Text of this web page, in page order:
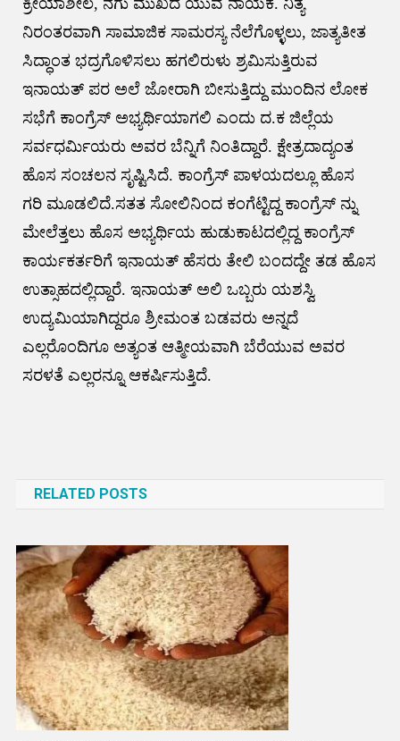
ಕ್ರೀಯಾಶೀಲ, ನಗು ಮುಖದ ಯುವ ನಾಯಕ. ನಿತ್ಯ
ನಿರಂತರವಾಗಿ ಸಾಮಾಜಿಕ ಸಾಮರಸ್ಯ ನೆಲೆಗೊಳ್ಳಲು, ಜಾತ್ಯತೀತ
ಸಿದ್ಧಾಂತ ಭದ್ರಗೊಳಿಸಲು ಹಗಲಿರುಳು ಶ್ರಮಿಸುತ್ತಿರುವ
ಇನಾಯತ್ ಪರ ಅಲೆ ಜೋರಾಗಿ ಬೀಸುತ್ತಿದ್ದು ಮುಂದಿನ ಲೋಕ
ಸಭೆಗೆ ಕಾಂಗ್ರೆಸ್ ಅಭ್ಯರ್ಥಿಯಾಗಲಿ ಎಂದು ದ.ಕ ಜಿಲ್ಲೆಯ
ಸರ್ವಧರ್ಮಿಯರು ಅವರ ಬೆನ್ನಿಗೆ ನಿಂತಿದ್ದಾರೆ. ಕ್ಷೇತ್ರದಾದ್ಯಂತ
ಹೊಸ ಸಂಚಲನ ಸೃಷ್ಟಿಸಿದೆ. ಕಾಂಗ್ರೆಸ್ ಪಾಳಯದಲ್ಲೂ ಹೊಸ
ಗರಿ ಮೂಡಲಿದೆ.ಸತತ ಸೋಲಿನಿಂದ ಕಂಗೆಟ್ಟಿದ್ದ ಕಾಂಗ್ರೆಸ್ ನ್ನು
ಮೇಲೆತ್ತಲು ಹೊಸ ಅಭ್ಯರ್ಥಿಯ ಹುಡುಕಾಟದಲ್ಲಿದ್ದ ಕಾಂಗ್ರೆಸ್
ಕಾರ್ಯಕರ್ತರಿಗೆ ಇನಾಯತ್ ಹೆಸರು ತೇಲಿ ಬಂದದ್ದೇ ತಡ ಹೊಸ
ಉತ್ಸಾಹದಲ್ಲಿದ್ದಾರೆ. ಇನಾಯತ್ ಅಲಿ ಒಬ್ಬರು ಯಶಸ್ವಿ
ಉದ್ಯಮಿಯಾಗಿದ್ದರೂ ಶ್ರೀಮಂತ ಬಡವರು ಅನ್ನದೆ
ಎಲ್ಲರೊಂದಿಗೂ ಅತ್ಯಂತ ಆತ್ಮೀಯವಾಗಿ ಬೆರೆಯುವ ಅವರ
ಸರಳತೆ ಎಲ್ಲರನ್ನೂ ಆಕರ್ಷಿಸುತ್ತಿದೆ.
RELATED POSTS